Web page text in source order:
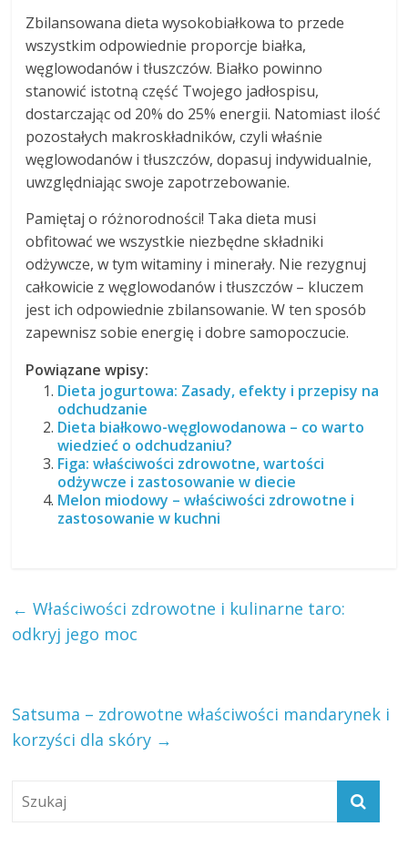
Zbilansowana dieta wysokobiałkowa to przede
wszystkim odpowiednie proporcje białka,
węglowodanów i tłuszczów. Białko powinno
stanowić istotną część Twojego jadłospisu,
dostarczając od 20% do 25% energii. Natomiast ilość
pozostałych makroskładników, czyli właśnie
węglowodanów i tłuszczów, dopasuj indywidualnie,
uwzględniając swoje zapotrzebowanie.
Pamiętaj o różnorodności! Taka dieta musi
obfitować we wszystkie niezbędne składniki
odżywcze, w tym witaminy i minerały. Nie rezygnuj
całkowicie z węglowodanów i tłuszczów – kluczem
jest ich odpowiednie zbilansowanie. W ten sposób
zapewnisz sobie energię i dobre samopoczucie.
Powiązane wpisy:
Dieta jogurtowa: Zasady, efekty i przepisy na
odchudzanie
Dieta białkowo-węglowodanowa – co warto
wiedzieć o odchudzaniu?
Figa: właściwości zdrowotne, wartości
odżywcze i zastosowanie w diecie
Melon miodowy – właściwości zdrowotne i
zastosowanie w kuchni
← Właściwości zdrowotne i kulinarne taro:
odkryj jego moc
Satsuma – zdrowotne właściwości mandarynek i
korzyści dla skóry →